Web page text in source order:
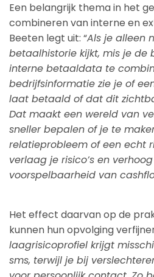
Een belangrijk thema in het
combineren van interne en
Beeten legt uit: “Als je alleen
betaalhistorie kijkt, mis je de
interne betaaldata te
bedrijfsinformatie zie je of
laat betaald of dat dit
Dat maakt een wereld van
sneller bepalen of je te
relatieprobleem of een echt
verlaag je risico’s en
voorspelbaarheid van
Het effect daarvan op de
kunnen hun opvolging
laagrisicoprofiel krijgt
sms, terwijl je bij